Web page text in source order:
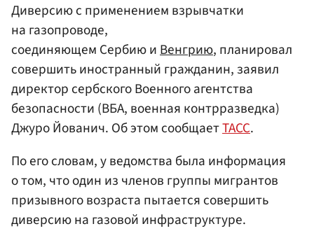
Диверсию с применением взрывчатки
на газопроводе,
соединяющем Сербию иВенгрию, планировал
совершить иностранный гражданин, заявил
директор сербского Военного агентства
безопасности (ВБА, военная контрразведка)
Джуро Йованич. Об этом сообщаетТАСС.
По его словам, у ведомства была информация
о том, что один из членов группы мигрантов
призывного возраста пытается совершить
диверсию на газовой инфраструктуре.